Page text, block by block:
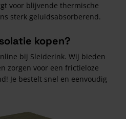
voor blijvende thermische
sterk geluidsabsorberend.
kopen?
bij Sleiderink. Wij bieden
zorgen voor een frictieloze
Je bestelt snel en eenvoudig